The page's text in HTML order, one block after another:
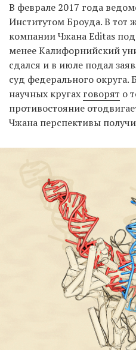
В феврале 2017 года
Институтом Броуда. В тот
компании Чжана Editas
менее Калифорнийский
сдался и в июле подал
суд федерального округа.
научных кругах говорят о
противостояние
Чжана перспективы